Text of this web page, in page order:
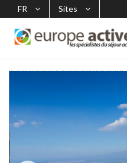
FR Sites